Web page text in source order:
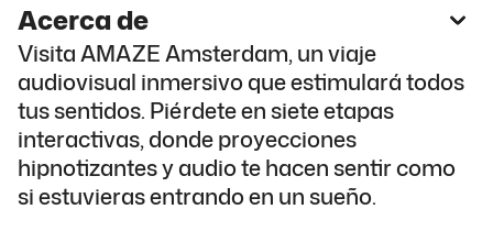
Acerca de
Visita AMAZE Amsterdam, un viaje
audiovisual inmersivo que estimulará todos
tus sentidos. Piérdete en siete etapas
interactivas, donde proyecciones
hipnotizantes y audio te hacen sentir como
si estuvieras entrando en un sueño.